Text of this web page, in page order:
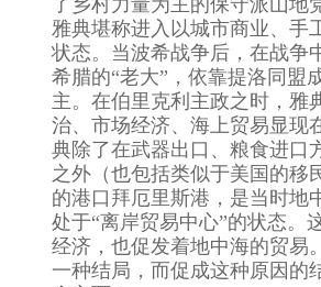
雅典堪称进入以城市商业、手
状态。当波希战争后，在战争
希腊的“老大”，依靠提洛同盟
主。在伯里克利主政之时，雅
治、市场经济、海上贸易显现
典除了在武器出口、粮食进口
之外（也包括类似于美国的移
的港口拜厄里斯港，是当时地
处于“离岸贸易中心”的状态。
经济，也促发着地中海的贸易
一种结局，而促成这种原因的